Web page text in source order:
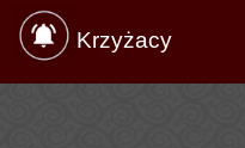
Krzyżacy